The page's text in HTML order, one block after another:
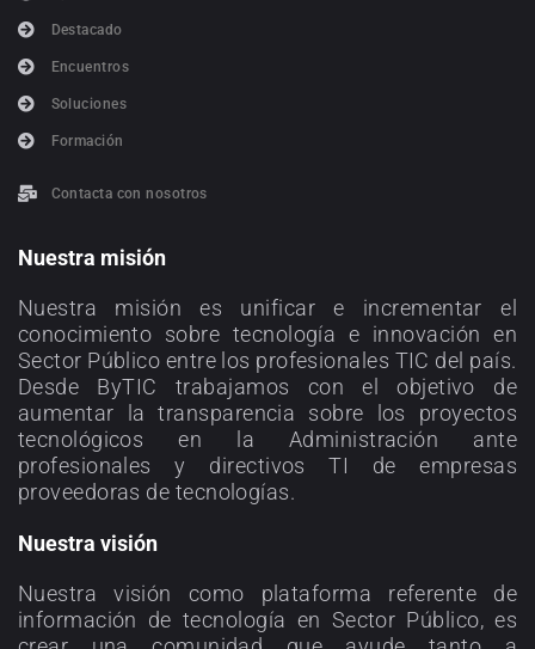
Destacado
Encuentros
Soluciones
Formación
Contacta con nosotros
Nuestra misión
Nuestra misión es unificar e incrementar el
conocimiento sobre tecnología e innovación en
Sector Público entre los profesionales TIC del país.
Desde ByTIC trabajamos con el objetivo de
aumentar la transparencia sobre los proyectos
tecnológicos en la Administración ante
profesionales y directivos TI de empresas
proveedoras de tecnologías.
Nuestra visión
Nuestra visión como plataforma referente de
información de tecnología en Sector Público, es